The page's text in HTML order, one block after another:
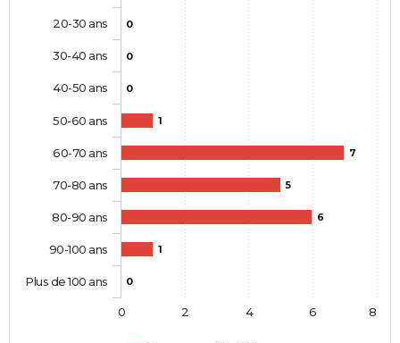
0
0
0
1
7
5
6
1
0
20-30 ans
30-40 ans
40-50 ans
50-60 ans
60-70 ans
70-80 ans
80-90 ans
90-100 ans
Plus de 100 ans
0 2 4 6 8